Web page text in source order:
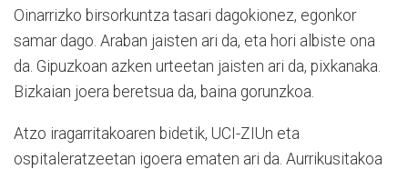
Oinarrizko birsorkuntza tasari dagokionez, egonkor
samar dago. Araban jaisten ari da, eta hori albiste ona
da. Gipuzkoan azken urteetan jaisten ari da, pixkanaka.
Bizkaian joera beretsua da, baina gorunzkoa.
Atzo iragarritakoaren bidetik, UCI-ZIUn eta
ospitaleratzeetan igoera ematen ari da. Aurrikusitakoa